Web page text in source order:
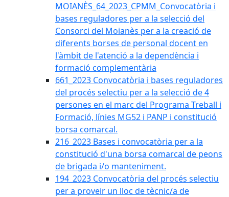
MOIANÈS_64_2023_CPMM_Convocatòria i
bases reguladores per a la selecció del
Consorci del Moianès per a la creació de
diferents borses de personal docent en
l'àmbit de l'atenció a la dependència i
formació complementària
661_2023 Convocatòria i bases reguladores
del procés selectiu per a la selecció de 4
persones en el marc del Programa Treball i
Formació, línies MG52 i PANP i constitució
borsa comarcal.
216_2023 Bases i convocatòria per a la
constitució d'una borsa comarcal de peons
de brigada i/o manteniment.
194_2023 Convocatòria del procés selectiu
per a proveir un lloc de tècnic/a de